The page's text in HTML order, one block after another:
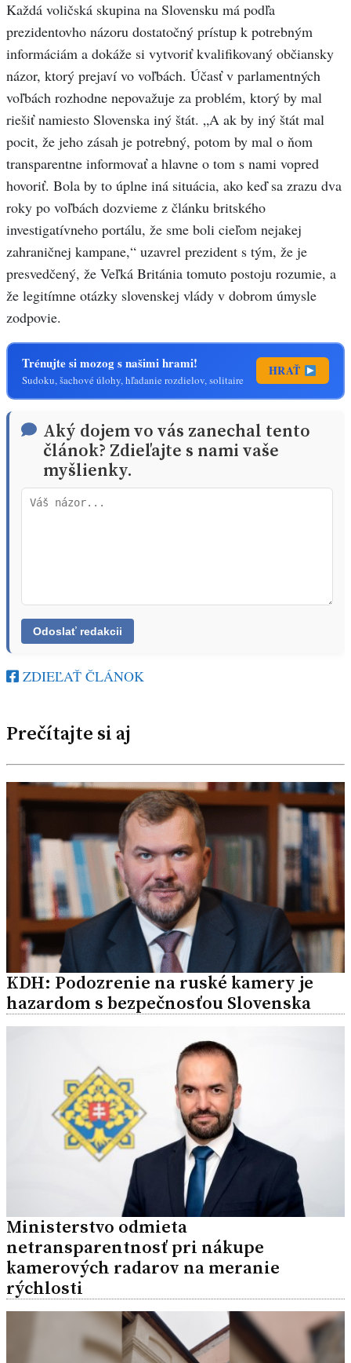
Každá voličská skupina na Slovensku má podľa
prezidentovho názoru dostatočný prístup k potrebným
informáciám a dokáže si vytvoriť kvalifikovaný občiansky
názor, ktorý prejaví vo voľbách. Účasť v parlamentných
voľbách rozhodne nepovažuje za problém, ktorý by mal
riešiť namiesto Slovenska iný štát. „A ak by iný štát mal
pocit, že jeho zásah je potrebný, potom by mal o ňom
transparentne informovať a hlavne o tom s nami vopred
hovoriť. Bola by to úplne iná situácia, ako keď sa zrazu dva
roky po voľbách dozvieme z článku britského
investigatívneho portálu, že sme boli cieľom nejakej
zahraničnej kampane,“ uzavrel prezident s tým, že je
presvedčený, že Veľká Británia tomuto postoju rozumie, a
že legitímne otázky slovenskej vlády v dobrom úmysle
zodpovie.
Trénujte si mozog s našimi hrami!
Sudoku, šachové úlohy, hľadanie rozdielov, solitaire
HRAŤ
Aký dojem vo vás zanechal tento
článok? Zdieľajte s nami vaše
myšlienky.
ZDIEĽAŤ ČLÁNOK
Prečítajte si aj
KDH: Podozrenie na ruské kamery je
hazardom s bezpečnosťou Slovenska
Ministerstvo odmieta
netransparentnosť pri nákupe
kamerových radarov na meranie
rýchlosti